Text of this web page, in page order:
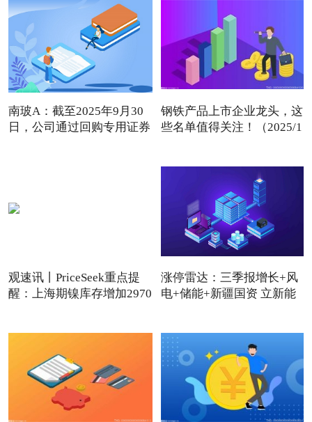
南玻A：截至2025年9月30
日，公司通过回购专用证券
钢铁产品上市企业龙头，这
些名单值得关注！（2025/1
观速讯丨PriceSeek重点提
醒：上海期镍库存增加2970
涨停雷达：三季报增长+风
电+储能+新疆国资 立新能